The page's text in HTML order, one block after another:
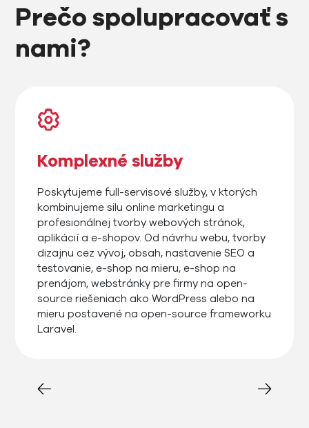
Prečo spolupracovať s
nami?
Komplexné služby
Poskytujeme full-servisové služby, v ktorých
kombinujeme silu online marketingu a
profesionálnej tvorby webových stránok,
aplikácií a e-shopov. Od návrhu webu, tvorby
dizajnu cez vývoj, obsah, nastavenie SEO a
testovanie, e-shop na mieru, e-shop na
prenájom, webstránky pre firmy na open-
source riešeniach ako WordPress alebo na
mieru postavené na open-source frameworku
Laravel.